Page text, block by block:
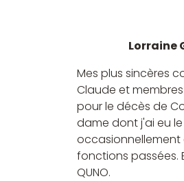
Lorraine
Mes plus sincères
Claude et
pour le décès de
dame dont j'ai eu
occasionnellement
fonctions passées.
QUNO.